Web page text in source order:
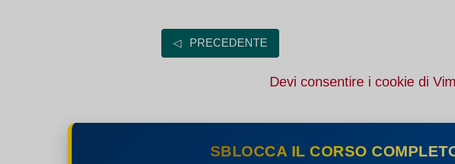
◁ PRECEDENTE
Devi consentire i cookie di
SBLOCCA IL CORSO